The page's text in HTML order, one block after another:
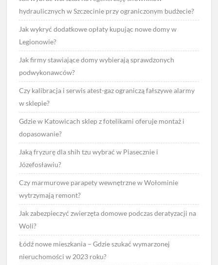
hydraulicznych w Szczecinie przy ograniczonym budżecie?
Jak wykryć dodatkowe opłaty kupując nowe domy w
Legionowie?
Jak firmy stawiające domy wybierają sprawdzonych
podwykonawców?
Czy kalibracja i serwis atest-gaz ograniczą fałszywe alarmy
w sklepie?
Gdzie w Katowicach sklep z fotelikami oferuje montaż i
dopasowanie?
Jaką fryzurę dla shih tzu wybrać w Piasecznie i
Józefosławiu?
Czy marmurowe parapety wewnętrzne w Wołominie
wytrzymają remont?
Jak zabezpieczyć zwierzęta domowe podczas deratyzacji na
Woli?
Łódź nowe mieszkania – Gdzie szukać wymarzonej
nieruchomości w 2023 roku?